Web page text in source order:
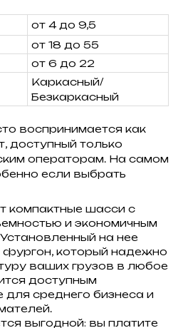
от 4 до 9,5
от 18 до 55
от 6 до 22
Каркасный/
Безкаркасный
воспринимается как
доступный только
операторам. На самом
если выбрать
компактные шасси с
и экономичным
на нее
который надежно
ваших грузов в любое
доступным
среднего бизнеса и
выгодной: вы платите